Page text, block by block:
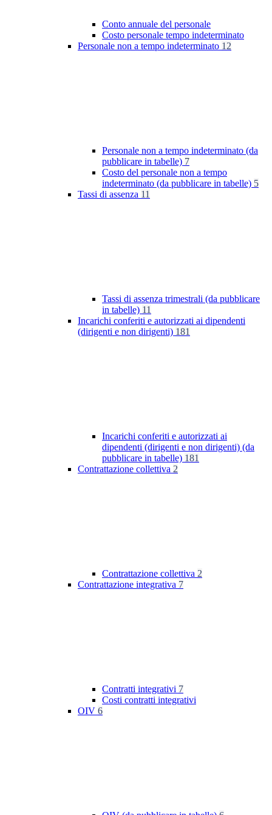
Conto annuale del personale
Costo personale tempo indeterminato
Personale non a tempo indeterminato 12
Personale non a tempo indeterminato (da
pubblicare in tabelle) 7
Costo del personale non a tempo
indeterminato (da pubblicare in tabelle) 5
Tassi di assenza 11
Tassi di assenza trimestrali (da pubblicare
in tabelle) 11
Incarichi conferiti e autorizzati ai dipendenti
(dirigenti e non dirigenti) 181
Incarichi conferiti e autorizzati ai
dipendenti (dirigenti e non dirigenti) (da
pubblicare in tabelle) 181
Contrattazione collettiva 2
Contrattazione collettiva 2
Contrattazione integrativa 7
Contratti integrativi 7
Costi contratti integrativi
OIV 6